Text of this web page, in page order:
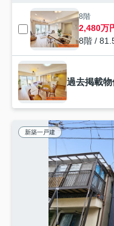
8階
2,480万
8階 /
過去掲載物
新築一戸建